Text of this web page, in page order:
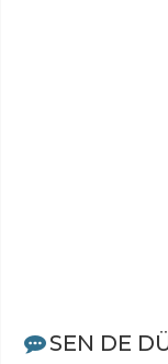
SEN DE